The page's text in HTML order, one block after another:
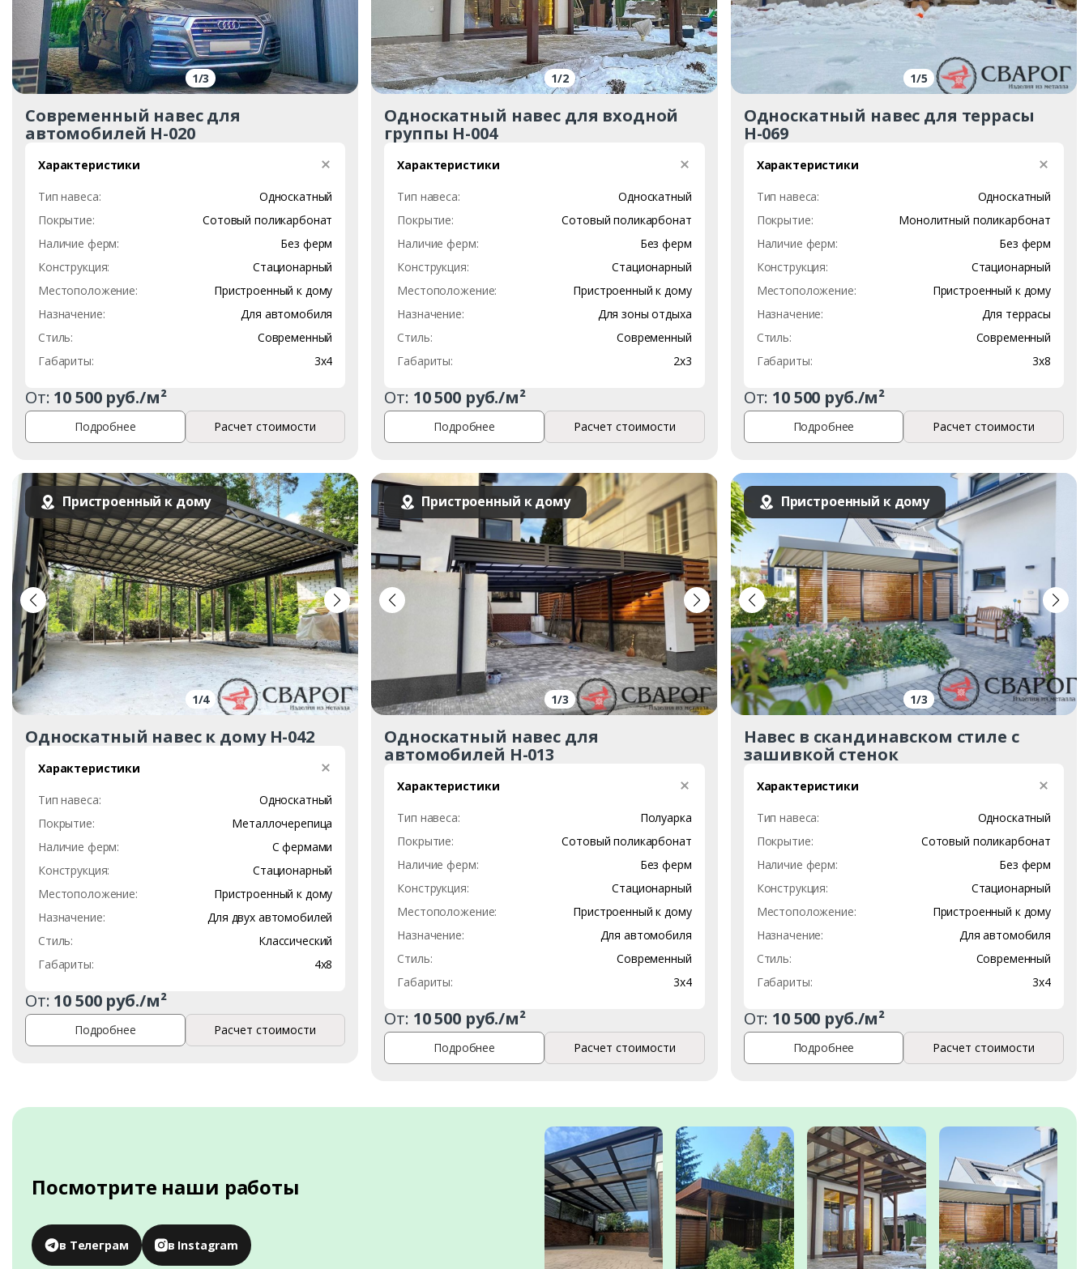
Заказать
Ваш телефон*
Посмотрите наши работы
в Телеграм в Instagram
1/3
Современный навес для
автомобилей Н-020
Характеристики
Тип навеса:
Односкатный
Покрытие:
Сотовый поликарбонат
Наличие ферм:
Без ферм
Конструкция:
Стационарный
Местоположение:
Пристроенный к дому
Назначение:
Для автомобиля
Стиль:
Современный
Габариты:
3х4
От: 10 500 руб./м²
Подробнее Расчет стоимости
1/2
Односкатный навес для входной
группы Н-004
Характеристики
Тип навеса:
Односкатный
Покрытие:
Сотовый поликарбонат
Наличие ферм:
Без ферм
Конструкция:
Стационарный
Местоположение:
Пристроенный к дому
Назначение:
Для зоны отдыха
Стиль:
Современный
Габариты:
2х3
От: 10 500 руб./м²
Подробнее Расчет стоимости
1/5
Односкатный навес для террасы
Н-069
Характеристики
Тип навеса:
Односкатный
Покрытие:
Монолитный поликарбонат
Наличие ферм:
Без ферм
Конструкция:
Стационарный
Местоположение:
Пристроенный к дому
Назначение:
Для террасы
Стиль:
Современный
Габариты:
3х8
От: 10 500 руб./м²
Подробнее Расчет стоимости
Пристроенный к дому
1/4
Односкатный навес к дому Н-042
Характеристики
Тип навеса:
Односкатный
Покрытие:
Металлочерепица
Наличие ферм:
С фермами
Конструкция:
Стационарный
Местоположение:
Пристроенный к дому
Назначение:
Для двух автомобилей
Стиль:
Классический
Габариты:
4х8
От: 10 500 руб./м²
Подробнее Расчет стоимости
Пристроенный к дому
1/3
Односкатный навес для
автомобилей Н-013
Характеристики
Тип навеса:
Полуарка
Покрытие:
Сотовый поликарбонат
Наличие ферм:
Без ферм
Конструкция:
Стационарный
Местоположение:
Пристроенный к дому
Назначение:
Для автомобиля
Стиль:
Современный
Габариты:
3х4
От: 10 500 руб./м²
Подробнее Расчет стоимости
Пристроенный к дому
1/3
Навес в скандинавском стиле с
зашивкой стенок
Характеристики
Тип навеса:
Односкатный
Покрытие:
Сотовый поликарбонат
Наличие ферм:
Без ферм
Конструкция:
Стационарный
Местоположение:
Пристроенный к дому
Назначение:
Для автомобиля
Стиль:
Современный
Габариты:
3х4
От: 10 500 руб./м²
Подробнее Расчет стоимости